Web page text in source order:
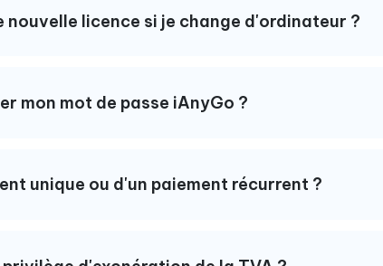
licence si je change d'ordinateur ?
mon mot de passe iAnyGo ?
unique ou d'un paiement récurrent ?